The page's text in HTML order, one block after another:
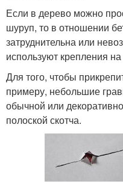
Если в дерево можно
шуруп, то в отношении
затруднительна или
используют крепления
Для того, чтобы
примеру, небольшие
обычной или
полоской скотча.